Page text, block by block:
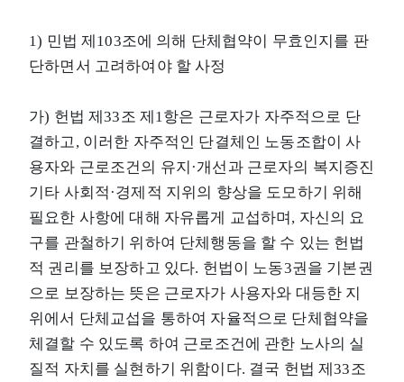
1) 민법 제103조에 의해 단체협약이 무효인지를 판
단하면서 고려하여야 할 사정
가) 헌법 제33조 제1항은 근로자가 자주적으로 단
결하고, 이러한 자주적인 단결체인 노동조합이 사
용자와 근로조건의 유지·개선과 근로자의 복지증진
기타 사회적·경제적 지위의 향상을 도모하기 위해
필요한 사항에 대해 자유롭게 교섭하며, 자신의 요
구를 관철하기 위하여 단체행동을 할 수 있는 헌법
적 권리를 보장하고 있다. 헌법이 노동3권을 기본권
으로 보장하는 뜻은 근로자가 사용자와 대등한 지
위에서 단체교섭을 통하여 자율적으로 단체협약을
체결할 수 있도록 하여 근로조건에 관한 노사의 실
질적 자치를 실현하기 위함이다. 결국 헌법 제33조